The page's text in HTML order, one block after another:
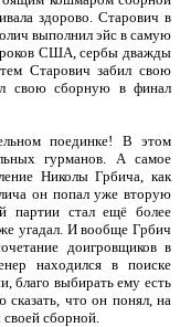
здорово. Старович в
выполнил эйс в самую
США, сербы дважды
Старович забил свою
свою сборную в финал
поединке! В этом
гурманов. А самое
Николы Грбича, как
он попал уже вторую
партии стал ещё более
угадал. И вообще Грбич
доигровщиков в
находился в поиске
благо выбирать ему есть
что он понял, на
сборной.